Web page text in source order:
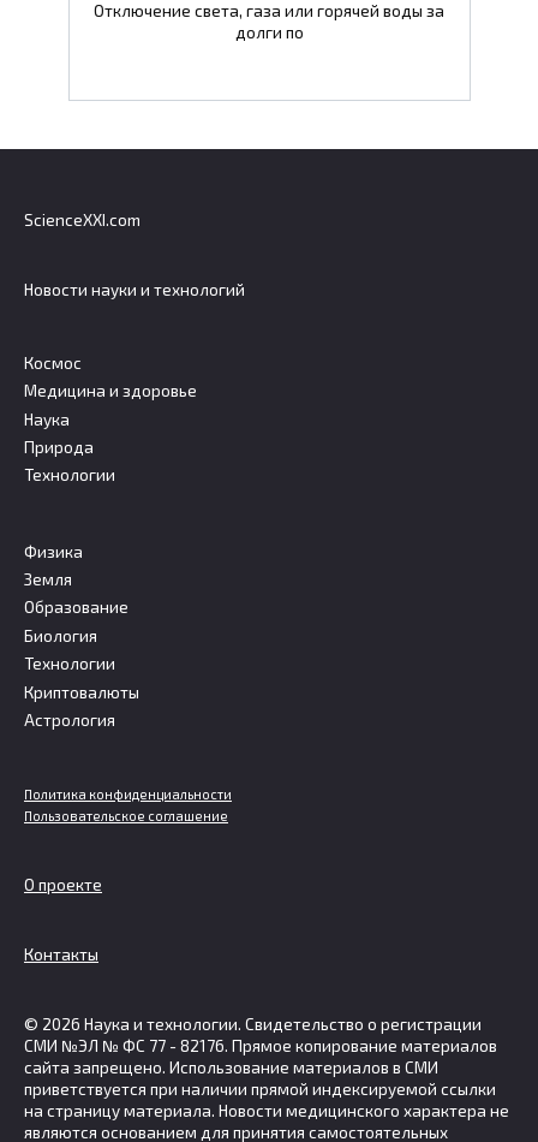
Отключение света, газа или горячей воды за
долги по
ScienceXXI.com
Новости науки и технологий
Космос
Медицина и здоровье
Наука
Природа
Технологии
Физика
Земля
Образование
Биология
Технологии
Криптовалюты
Астрология
Политика конфиденциальности
Пользовательское соглашение
О проекте
Контакты
© 2026 Наука и технологии. Свидетельство о регистрации
СМИ №ЭЛ № ФС 77 - 82176. Прямое копирование материалов
сайта запрещено. Использование материалов в СМИ
приветствуется при наличии прямой индексируемой ссылки
на страницу материала. Новости медицинского характера не
являются основанием для принятия самостоятельных